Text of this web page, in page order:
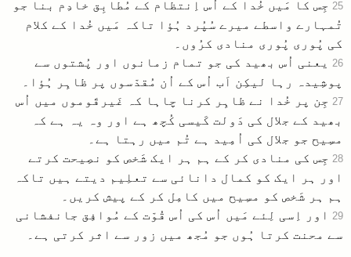
25 جِس کا مَیں خُدا کے اُس اِنتظام کے مُطابِق خادِم بنا جو
تُمہارے واسطے میرے سُپُرد ہُؤا تاکہ مَیں خُدا کے کلام
کی پُوری پُوری منادی کرُوں۔
26 یعنی اُس بھید کی جو تمام زمانوں اور پُشتوں سے
پوشِیدہ رہا لیکِن اَب اُس کے اُن مُقدّسوں پر ظاہِر ہُؤا۔
27 جِن پر خُدا نے ظاہِر کرنا چاہا کہ غَیرقَوموں میں اُس
بھید کے جلال کی دَولت کَیسی کُچھ ہے اور وہ یہ ہے کہ
مسِیح جو جلال کی اُمِید ہے تُم میں رہتا ہے۔
28 جِس کی منادی کر کے ہم ہر ایک شَخص کو نصِیحت کرتے
اور ہر ایک کو کمال دانائی سے تعلِیم دیتے ہیں تاکہ
ہم ہر شَخص کو مسِیح میں کامِل کر کے پیش کریں۔
29 اور اِسی لِئے مَیں اُس کی اُس قُوّت کے مُوافِق جانفشانی
سے محنت کرتا ہُوں جو مُجھ میں زور سے اثر کرتی ہے۔